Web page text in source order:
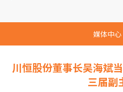
媒体中心
川恒股份董事长吴海斌
三届副